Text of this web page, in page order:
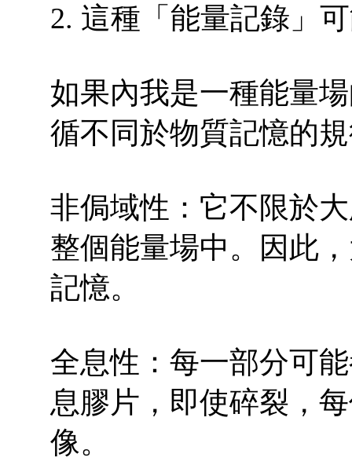
2. 這種「能量記錄」
如果內我是一種能量
循不同於物質記憶的
非侷域性：它不限於
整個能量場中。因此
記憶。
全息性：每一部分可
息膠片，即使碎裂，
像。